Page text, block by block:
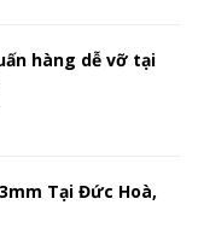
hàng dễ vỡ tại
Tại Đức Hoà,